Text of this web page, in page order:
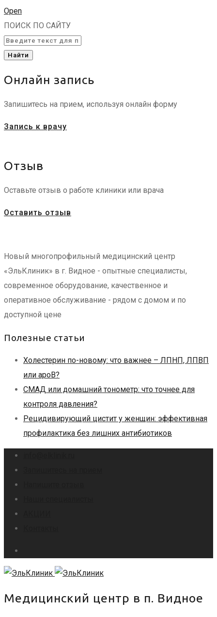
Open
ПОИСК ПО САЙТУ
Найти
Онлайн запись
Запишитесь на прием, используя онлайн форму
Запись к врачу
Отзыв
Оставьте отзыв о работе клиники или врача
Оставить отзыв
Новый многопрофильный медицинский центр
«ЭльКлиник» в г. Видное - опытные специалисты,
современное оборудование, качественное и
оперативное обслуживание - рядом с домом и по
доступной цене
Полезные статьи
Холестерин по-новому: что важнее – ЛПНП, ЛПВП
или apoB?
СМАД или домашний тонометр: что точнее для
контроля давления?
Рецидивирующий цистит у женщин: эффективная
профилактика без лишних антибиотиков
Медицинский центр в п. Видное